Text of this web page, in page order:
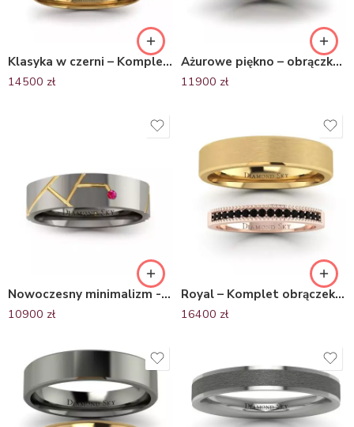
Klasyka w czerni – Komplet płaskich obrączek ślubnych z żółtego i czarnego złota, 4.5 mm, 6.0 mm
14500 zł
Ażurowe piękno – obrączka wykonana z żółtego i białego złota
11900 zł
Nowoczesny minimalizm -Obrączka ślubna z czarnego złota z rubinem
10900 zł
Royal – Komplet obrączek ślubnych z różowego i żółtego złota z czarnymi brylantami Diamond Sky
16400 zł